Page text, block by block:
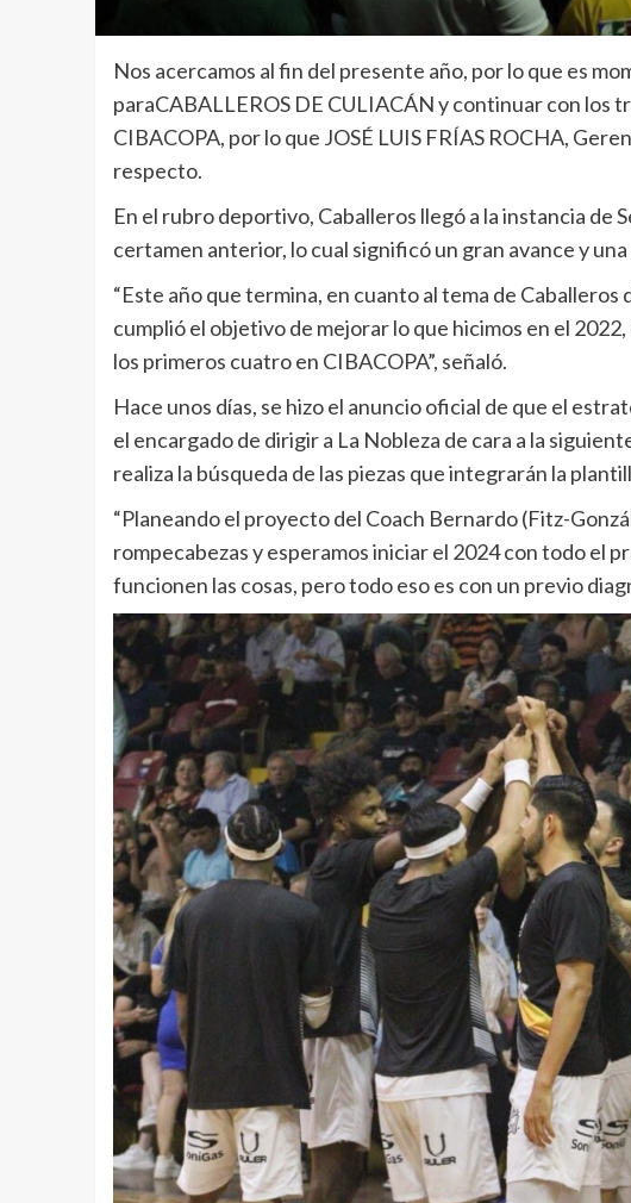
Nos acercamos al fin del presente año, por lo que es
paraCABALLEROS DE CULIACÁN y continuar con los
CIBACOPA, por lo que JOSÉ LUIS FRÍAS ROCHA,
respecto.
En el rubro deportivo, Caballeros llegó a la instancia de
certamen anterior, lo cual significó un gran avance y
“Este año que termina, en cuanto al tema de Caballeros
cumplió el objetivo de mejorar lo que hicimos en el
los primeros cuatro en CIBACOPA”, señaló.
Hace unos días, se hizo el anuncio oficial de que el
el encargado de dirigir a La Nobleza de cara a la
realiza la búsqueda de las piezas que integrarán la
“Planeando el proyecto del Coach Bernardo (Fitz-
rompecabezas y esperamos iniciar el 2024 con todo el
funcionen las cosas, pero todo eso es con un previo